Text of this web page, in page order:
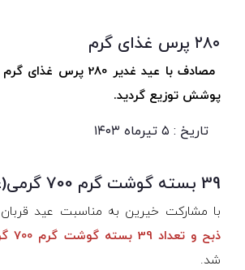
۲۸۰ پرس غذای گرم
مصادف با عید غدیر 280
پوشش توزیع گردید.
تاریخ : ۵ تیرماه ۱۴۰۳
39 بسته گوشت گرم 700 گرمی(عید قربان)
با مشارکت خیرین به مناسبت عید قربان 1403
ذبح و تعداد 39 بسته گوشت گرم 700 گرمی
شد.